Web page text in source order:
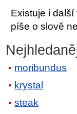
Existuje i
píše o slově
moribundus
krystal
steak